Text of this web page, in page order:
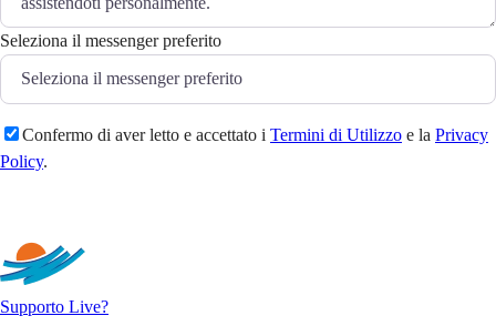
Seleziona il messenger preferito
Confermo di aver letto e accettato i Termini di Utilizzo e la Privacy
Policy.
Supporto Live?